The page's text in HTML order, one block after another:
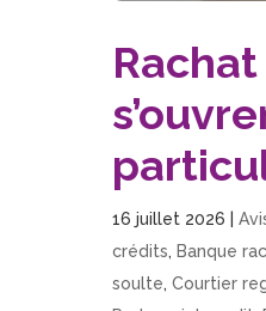
16 juillet 2026 |
crédits,Banque
soulte,Courtier